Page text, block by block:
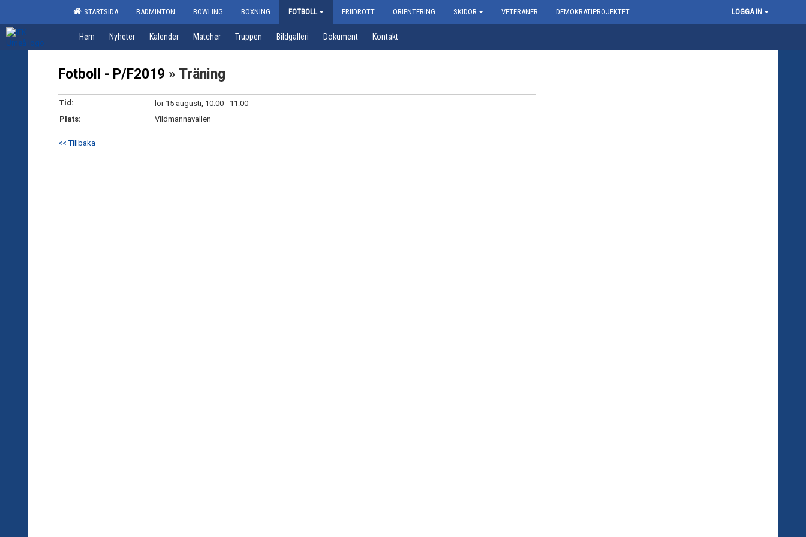
STARTSIDA BADMINTON BOWLING BOXNING FOTBOLL FRIIDROTT ORIENTERING SKIDOR VETERANER DEMOKRATIPROJEKTET LOGGA IN
Hem Nyheter Kalender Matcher Truppen Bildgalleri Dokument Kontakt
Fotboll - P/F2019 » Träning
Tid:
lör 15 augusti, 10:00 - 11:00
Plats:
Vildmannavallen
<< Tillbaka